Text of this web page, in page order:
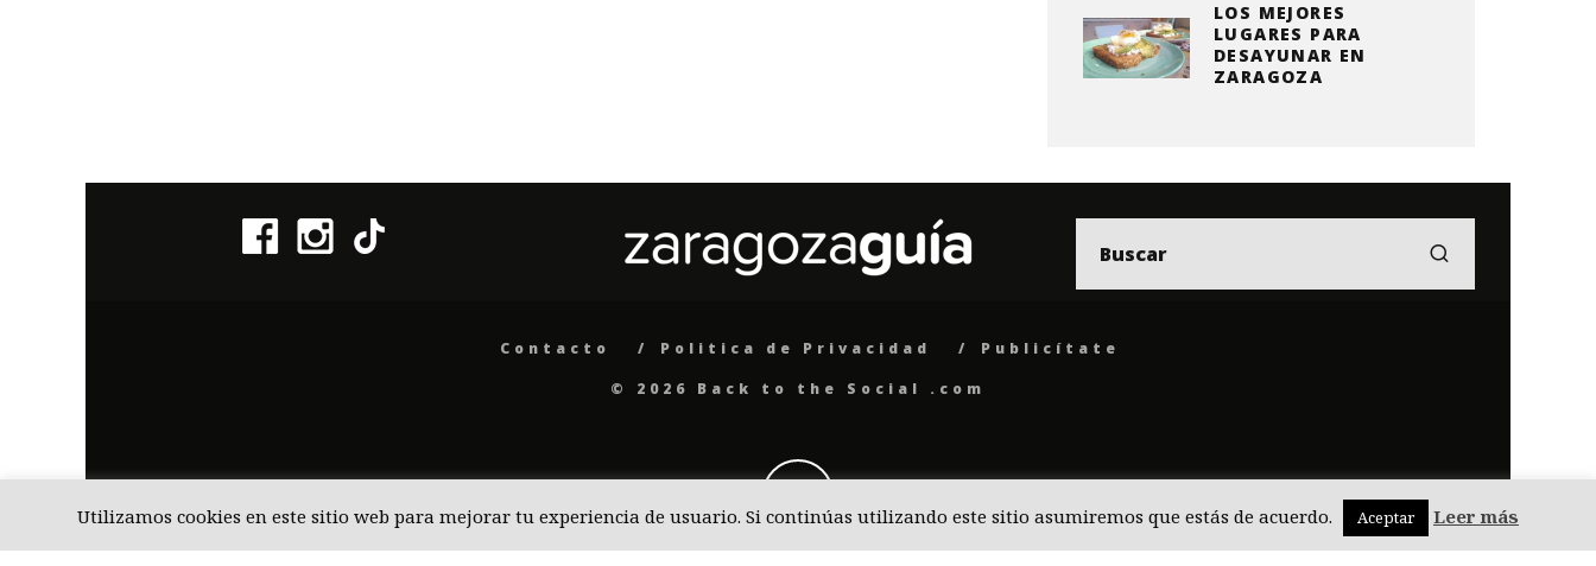
LOS MEJORES
LUGARES PARA
DESAYUNAR EN
ZARAGOZA
Contacto Politica de Privacidad
Publicítate
© 2026 Back to the Social .com
Utilizamos cookies en este sitio web para mejorar tu experiencia de usuario. Si continúas utilizando este sitio asumiremos que estás de acuerdo. Aceptar Leer más